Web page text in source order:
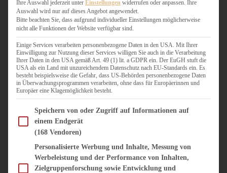
FIX AUF DEM TISCH
FLEISCH & FISCH
GRILLEN / BARBECUE
HERZHAFTES BACKEN
ONE-POT-GERICHTE
PASTA & NUDELGERICHTE
PIZZA, TARTES & QUICHES
REIS & RISOTTO
SALATE & SNACKS
SUPPENKASPEREIEN
VORSPEISEN
SÜSS & HERZHAFT
Ihre Auswahl jederzeit unter Einstellungen widerrufen oder anpassen. Ihre
Auswahl wird nur auf dieses Angebot angewendet.
Bitte beachten Sie, dass aufgrund individueller Einstellungen möglicherweise
nicht alle Funktionen der Website verfügbar sind.
Einige Services verarbeiten personenbezogene Daten in den USA. Mit Ihrer
Einwilligung zur Nutzung dieser Services willigen Sie auch in die Verarbeitung
Ihrer Daten in den USA gemäß Art. 49 (1) lit. a GDPR ein. Der EuGH stuft die
USA als ein Land mit unzureichendem Datenschutz nach EU-Standards ein. Es
besteht beispielsweise die Gefahr, dass US-Behörden personenbezogene Daten
in Überwachungsprogrammen verarbeiten, ohne dass für Europäerinnen und
Europäer eine Klagemöglichkeit besteht.
Im Folgenden finden Sie eine Liste der Zwecke des IAB Transparency and Consent
Speichern von oder Zugriff auf Informationen auf
einem Endgerät
(168 Vendoren)
Personalisierte Werbung und Inhalte, Messung von
Werbeleistung und der Performance von Inhalten,
Zielgruppenforschung sowie Entwicklung und